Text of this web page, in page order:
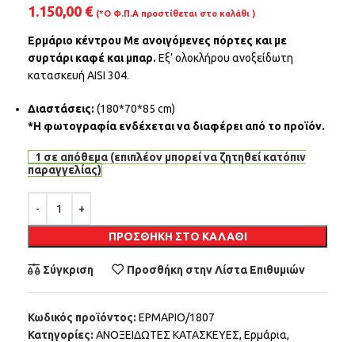
1.150,00 € (*Ο Φ.Π.Α προστίθεται στο καλάθι )
Ερμάριο κέντρου Με ανοιγόμενες πόρτες και με
συρτάρι καφέ και μπαρ. Εξ’ ολοκλήρου ανοξείδωτη
κατασκευή AISI 304.
Διαστάσεις: (180*70*85 cm)
*Η φωτογραφία ενδέχεται να διαφέρει από το προϊόν.
1 σε απόθεμα (επιπλέον μπορεί να ζητηθεί κατόπιν
παραγγελίας)
ΠΡΟΣΘΉΚΗ ΣΤΟ ΚΑΛΆΘΙ
Σύγκριση Προσθήκη στην Λίστα Επιθυμιών
Κωδικός προϊόντος: ΕΡΜΑΡΙΟ/1807
Κατηγορίες: ΑΝΟΞΕΙΔΩΤΕΣ ΚΑΤΑΣΚΕΥΕΣ, Ερμάρια,